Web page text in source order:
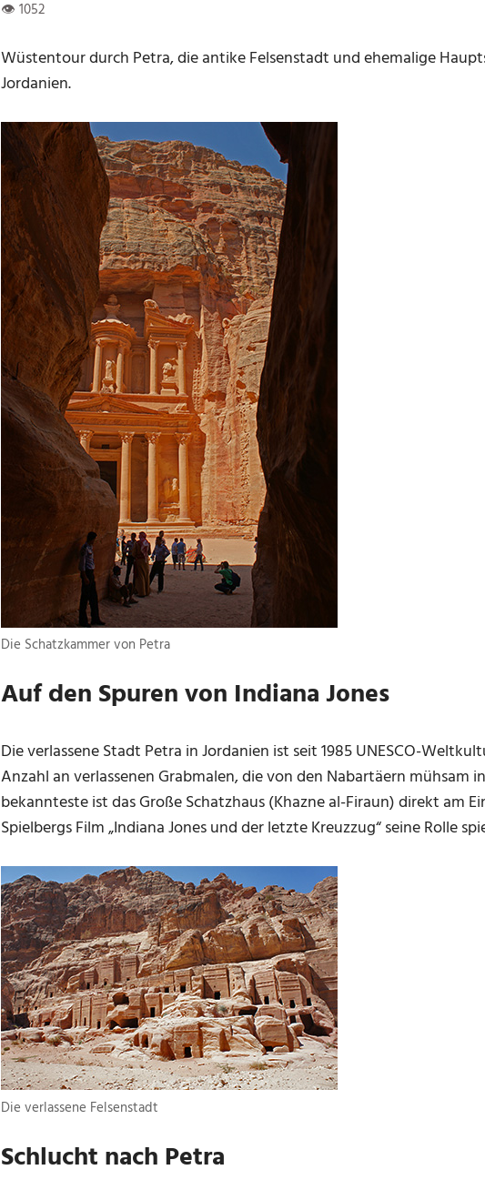
Wüstentour durch Petra, die antike Felsenstadt und ehemalige
Jordanien.
Die Schatzkammer von Petra
Auf den Spuren von Indiana Jones
Die verlassene Stadt Petra in Jordanien ist seit 1985 UNESCO-
Anzahl an verlassenen Grabmalen, die von den Nabartäern mühsam
bekannteste ist das Große Schatzhaus (Khazne al-Firaun) direkt am
Spielbergs Film „Indiana Jones und der letzte Kreuzzug“ seine Rolle
Die verlassene Felsenstadt
Schlucht nach Petra